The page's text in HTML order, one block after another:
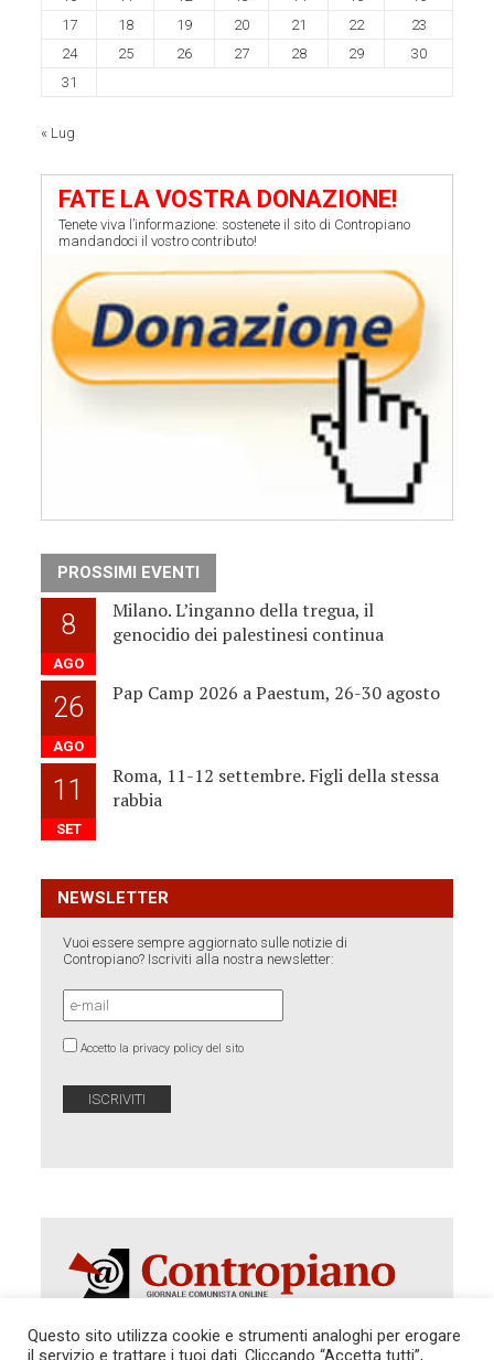
17
18 19 20 21 22
23
24
25 26 27 28 29
30
31
« Lug
FATE LA VOSTRA DONAZIONE!
Tenete viva l’informazione: sostenete il sito di Contropiano
mandandoci il vostro contributo!
PROSSIMI EVENTI
8
AGO
Milano. L’inganno della tregua, il
genocidio dei palestinesi continua
26
AGO
Pap Camp 2026 a Paestum, 26-30 agosto
11
SET
Roma, 11-12 settembre. Figli della stessa
rabbia
NEWSLETTER
Vuoi essere sempre aggiornato sulle notizie di
Contropiano? Iscriviti alla nostra newsletter:
Accetto la privacy policy del sito
Questo sito utilizza cookie e strumenti analoghi per erogare
il servizio e trattare i tuoi dati. Cliccando “Accetta tutti”,